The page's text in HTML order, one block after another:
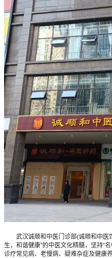
武汉诚顺和中医门诊部(诚顺和中医
生，和谐健康”的中医文化精髓，坚持“
诊疗常见病、老慢病、疑难杂症及健康